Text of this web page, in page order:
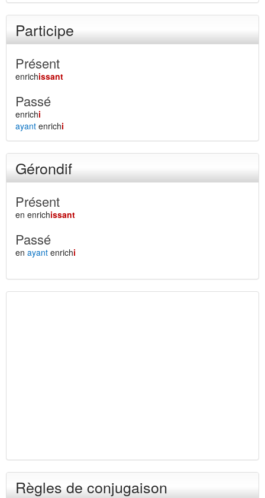
Participe
Présent
enrichissant
Passé
enrichi
ayant enrichi
Gérondif
Présent
en enrichissant
Passé
en ayant enrichi
Règles de conjugaison